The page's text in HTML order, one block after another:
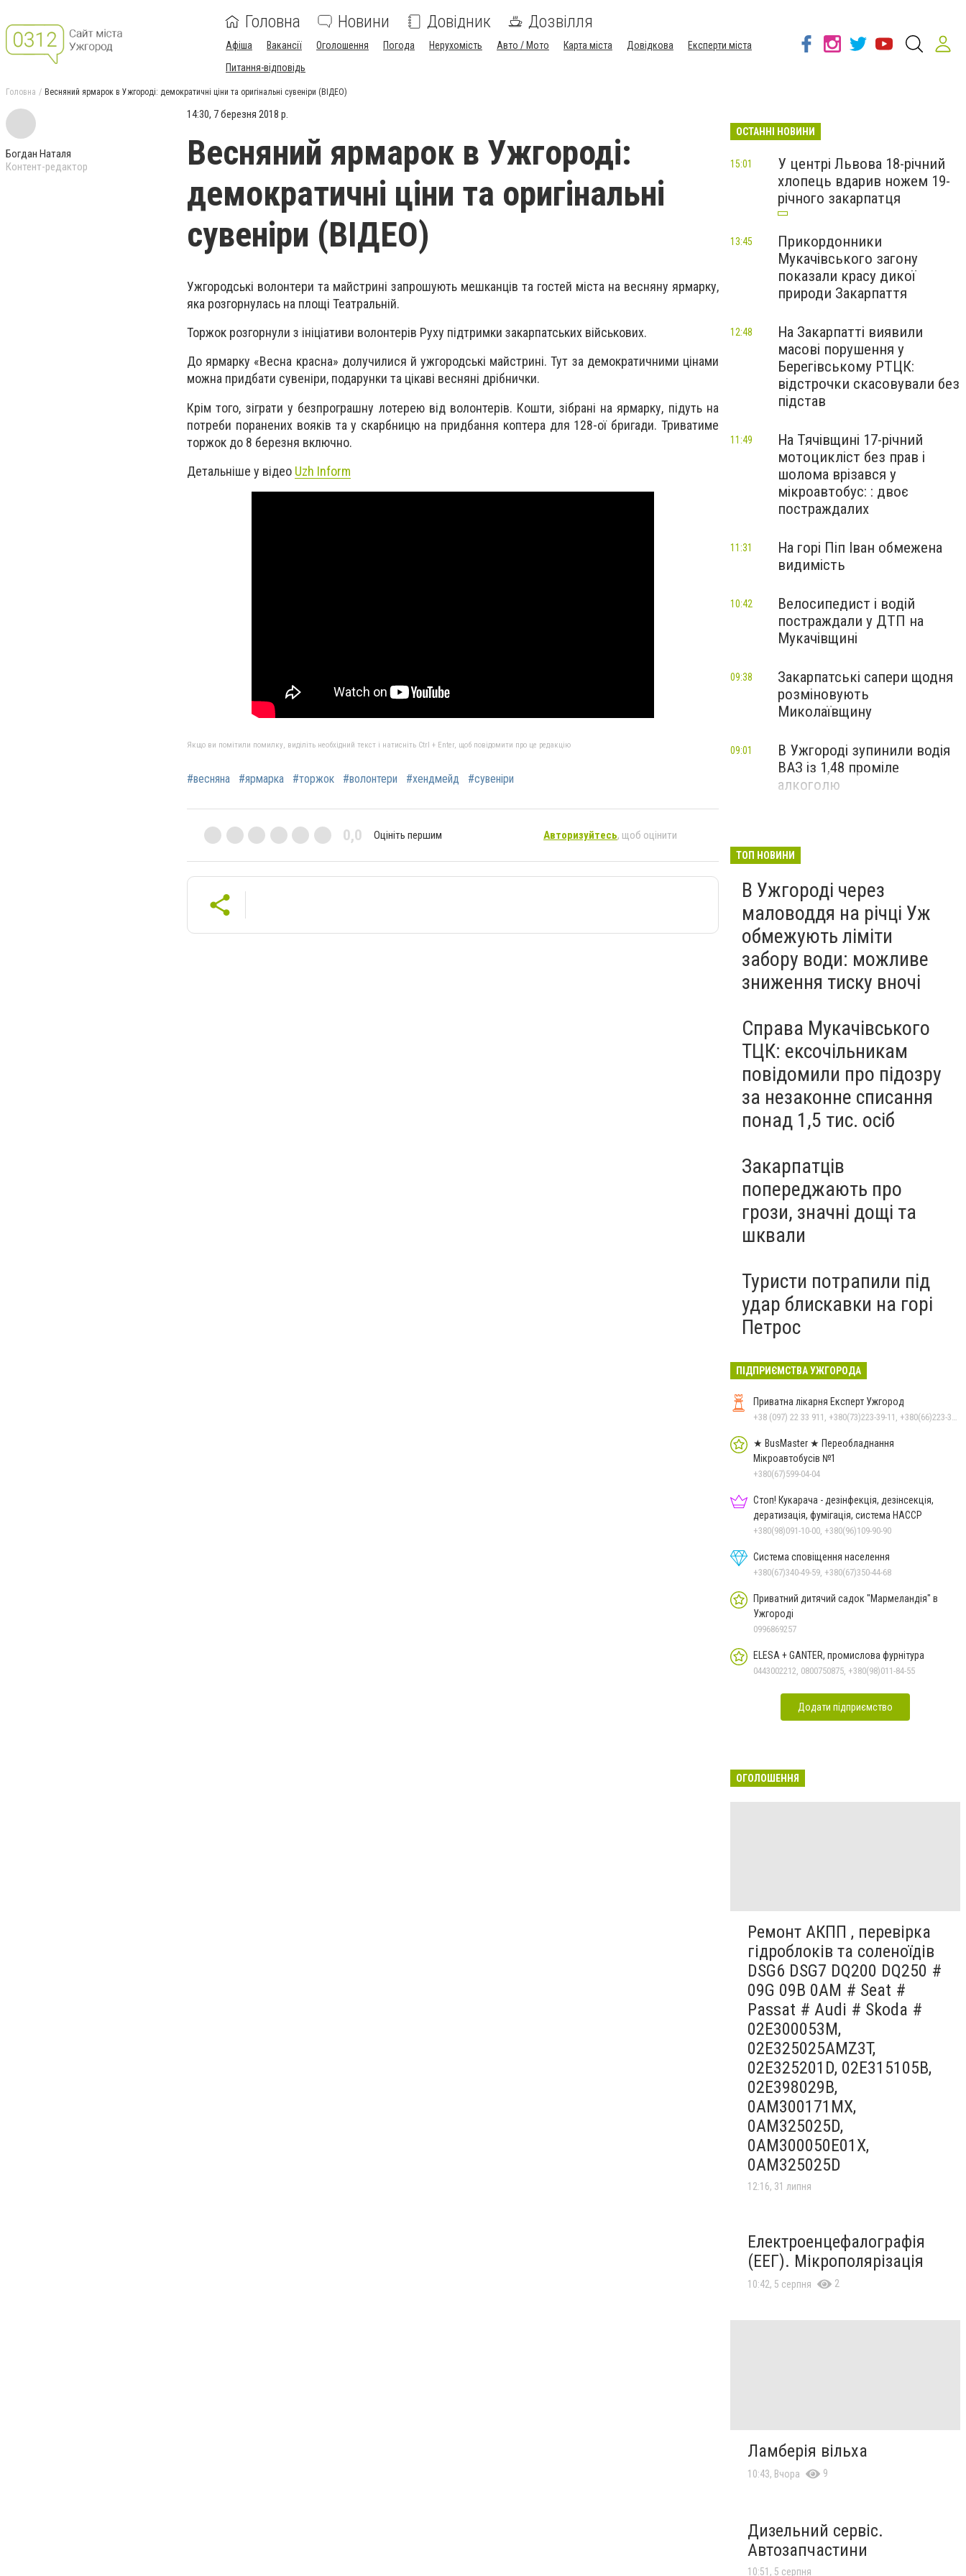
Головна Новини Довідник Дозвілля
Афіша Вакансії Оголошення Погода Нерухомість Авто / Мото Карта міста Довідкова
Експерти міста
Питання-відповідь
Головна Весняний ярмарок в Ужгороді: демократичні ціни та оригінальні сувеніри (ВІДЕО)
Богдан Наталя
Контент-редактор
14:30, 7 березня 2018 р.
Весняний ярмарок в Ужгороді:
демократичні ціни та оригінальні
сувеніри (ВІДЕО)
Ужгородські волонтери та майстрині запрошують мешканців та гостей міста на весняну ярмарку,
яка розгорнулась на площі Театральній.
Торжок розгорнули з ініціативи волонтерів Руху підтримки закарпатських військових.
До ярмарку «Весна красна» долучилися й ужгородські майстрині. Тут за демократичними цінами
можна придбати сувеніри, подарунки та цікаві весняні дрібнички.
Крім того, зіграти у безпрограшну лотерею від волонтерів. Кошти, зібрані на ярмарку, підуть на
потреби поранених вояків та у скарбницю на придбання коптера для 128-ої бригади. Триватиме
торжок до 8 березня включно.
Детальніше у відео Uzh Inform
Якщо ви помітили помилку, виділіть необхідний текст і натисніть Ctrl + Enter, щоб повідомити про це редакцію
#весняна #ярмарка #торжок #волонтери #хендмейд #сувеніри
0,0 Оцініть першим Авторизуйтесь, щоб оцінити
ОСТАННІ НОВИНИ
У центрі Львова 18-річний
хлопець вдарив ножем 19-
річного закарпатця
15:01
Прикордонники
Мукачівського загону
показали красу дикої
природи Закарпаття
13:45
На Закарпатті виявили
масові порушення у
Берегівському РТЦК:
відстрочки скасовували без
підстав
12:48
На Тячівщині 17-річний
мотоцикліст без прав і
шолома врізався у
мікроавтобус: : двоє
постраждалих
11:49
На горі Піп Іван обмежена
видимість
11:31
Велосипедист і водій
постраждали у ДТП на
Мукачівщині
10:42
Закарпатські сапери щодня
розміновують
Миколаївщину
09:38
В Ужгороді зупинили водія
ВАЗ із 1,48 проміле
алкоголю
09:01
ТОП НОВИНИ
В Ужгороді через
маловоддя на річці Уж
обмежують ліміти
забору води: можливе
зниження тиску вночі
Справа Мукачівського
ТЦК: ексочільникам
повідомили про підозру
за незаконне списання
понад 1,5 тис. осіб
Закарпатців
попереджають про
грози, значні дощі та
шквали
Туристи потрапили під
удар блискавки на горі
Петрос
ПІДПРИЄМСТВА УЖГОРОДА
Приватна лікарня Експерт Ужгород
+38 (097) 22 33 911, +380(73)223-39-11, +380(66)223-39-11
★ BusMaster ★ Переобладнання
Мікроавтобусів №1
+380(67)599-04-04
Стоп! Кукарача - дезінфекція, дезінсекція,
дератизація, фумігація, система HACCP
+380(98)091-10-00, +380(96)109-90-90
Система сповіщення населення
+380(67)340-49-59, +380(67)350-44-68
Приватний дитячий садок "Мармеландія" в
Ужгороді
0996869257
ELESA + GANTER, промислова фурнітура
0443002212, 0800750875, +380(98)011-84-55
Додати підприємство
ОГОЛОШЕННЯ
Ремонт АКПП , перевірка
гідроблоків та соленоїдів
DSG6 DSG7 DQ200 DQ250 #
09G 09B 0AM # Seat #
Passat # Audi # Skoda #
02E300053M,
02E325025AMZ3T,
02E325201D, 02E315105B,
02E398029B,
0AM300171MX,
0AM325025D,
0AM300050E01X,
0AM325025D
12:16, 31 липня
Електроенцефалографія
(ЕЕГ). Мікрополярізація
10:42, 5 серпня 2
Ламберія вільха
10:43, Вчора 9
Дизельний сервіс.
Автозапчастини
10:51, 5 серпня